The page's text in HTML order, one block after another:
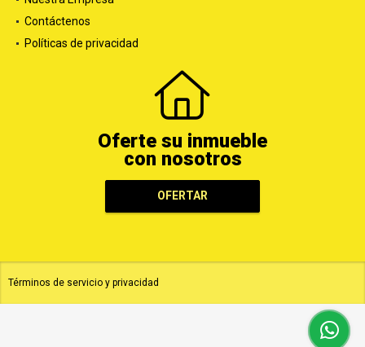
Contáctenos
Políticas de privacidad
Oferte su inmueble
con nosotros
OFERTAR
Términos de servicio y privacidad